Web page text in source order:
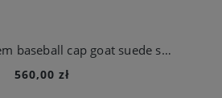
Czapka z daszkiem baseball cap goat suede skórzana koniakowa | Stetson
560,00 zł